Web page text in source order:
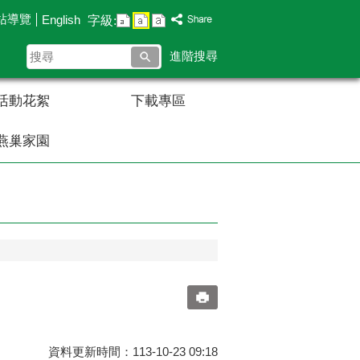
導覽 English 字級:
搜
尋
進階搜尋
動花絮 下載專區
巢家園
資料更新時間：113-10-23 09:18